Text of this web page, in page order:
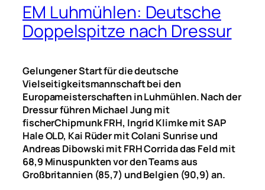
EM Luhmühlen: Deutsche
Doppelspitze nach Dressur
Gelungener Start für die deutsche
Vielseitigkeitsmannschaft bei den
Europameisterschaften in Luhmühlen. Nach der
Dressur führen Michael Jung mit
fischerChipmunk FRH, Ingrid Klimke mit SAP
Hale OLD, Kai Rüder mit Colani Sunrise und
Andreas Dibowski mit FRH Corrida das Feld mit
68,9 Minuspunkten vor den Teams aus
Großbritannien (85,7) und Belgien (90,9) an.